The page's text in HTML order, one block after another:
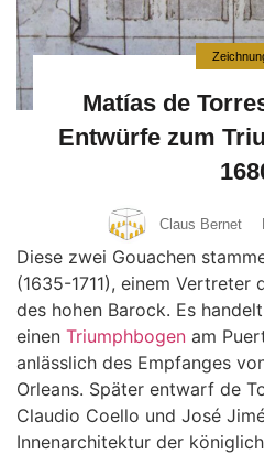
Matías de
Entwürfe zum
Claus Bernet
Diese zwei Gouachen
(1635-1711), einem Vertreter
des hohen Barock. Es
einen Triumphbogen am
anlässlich des Empfanges
Orleans. Später entwarf de
Claudio Coello und José
Innenarchitektur der